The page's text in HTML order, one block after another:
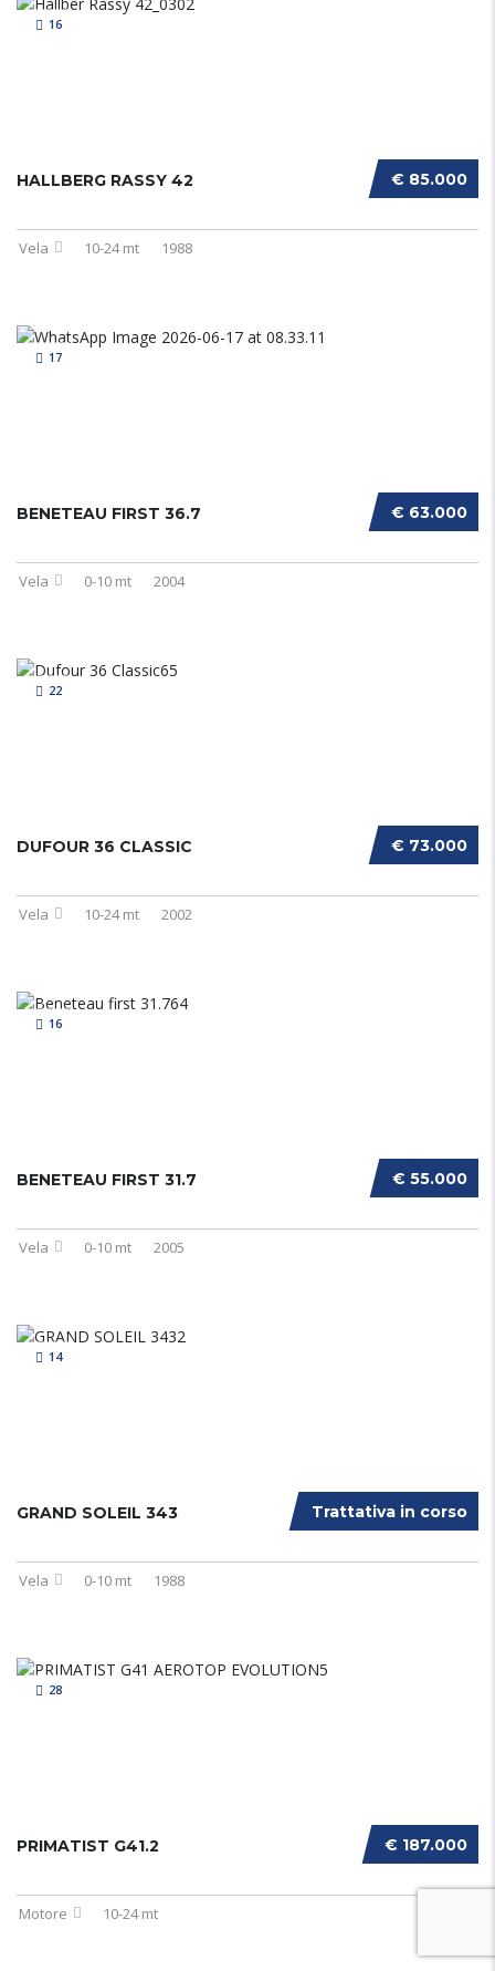
16
€ 85.000
HALLBERG RASSY 42
Vela 10-24 mt 1988
17
€ 63.000
BENETEAU FIRST 36.7
Vela 0-10 mt 2004
22
€ 73.000
DUFOUR 36 CLASSIC
Vela 10-24 mt 2002
16
€ 55.000
BENETEAU FIRST 31.7
Vela 0-10 mt 2005
14
Trattativa in corso
GRAND SOLEIL 343
Vela 0-10 mt 1988
28
€ 187.000
PRIMATIST G41.2
Motore 10-24 mt